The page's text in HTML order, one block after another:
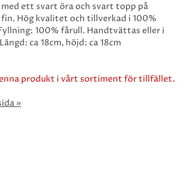
ett svart öra och svart topp på
fin. Hög kvalitet och tillverkad i 100%
100% fårull. Handtvättas eller i
ca 18cm, höjd: ca 18cm
produkt i vårt sortiment för tillfället.
»